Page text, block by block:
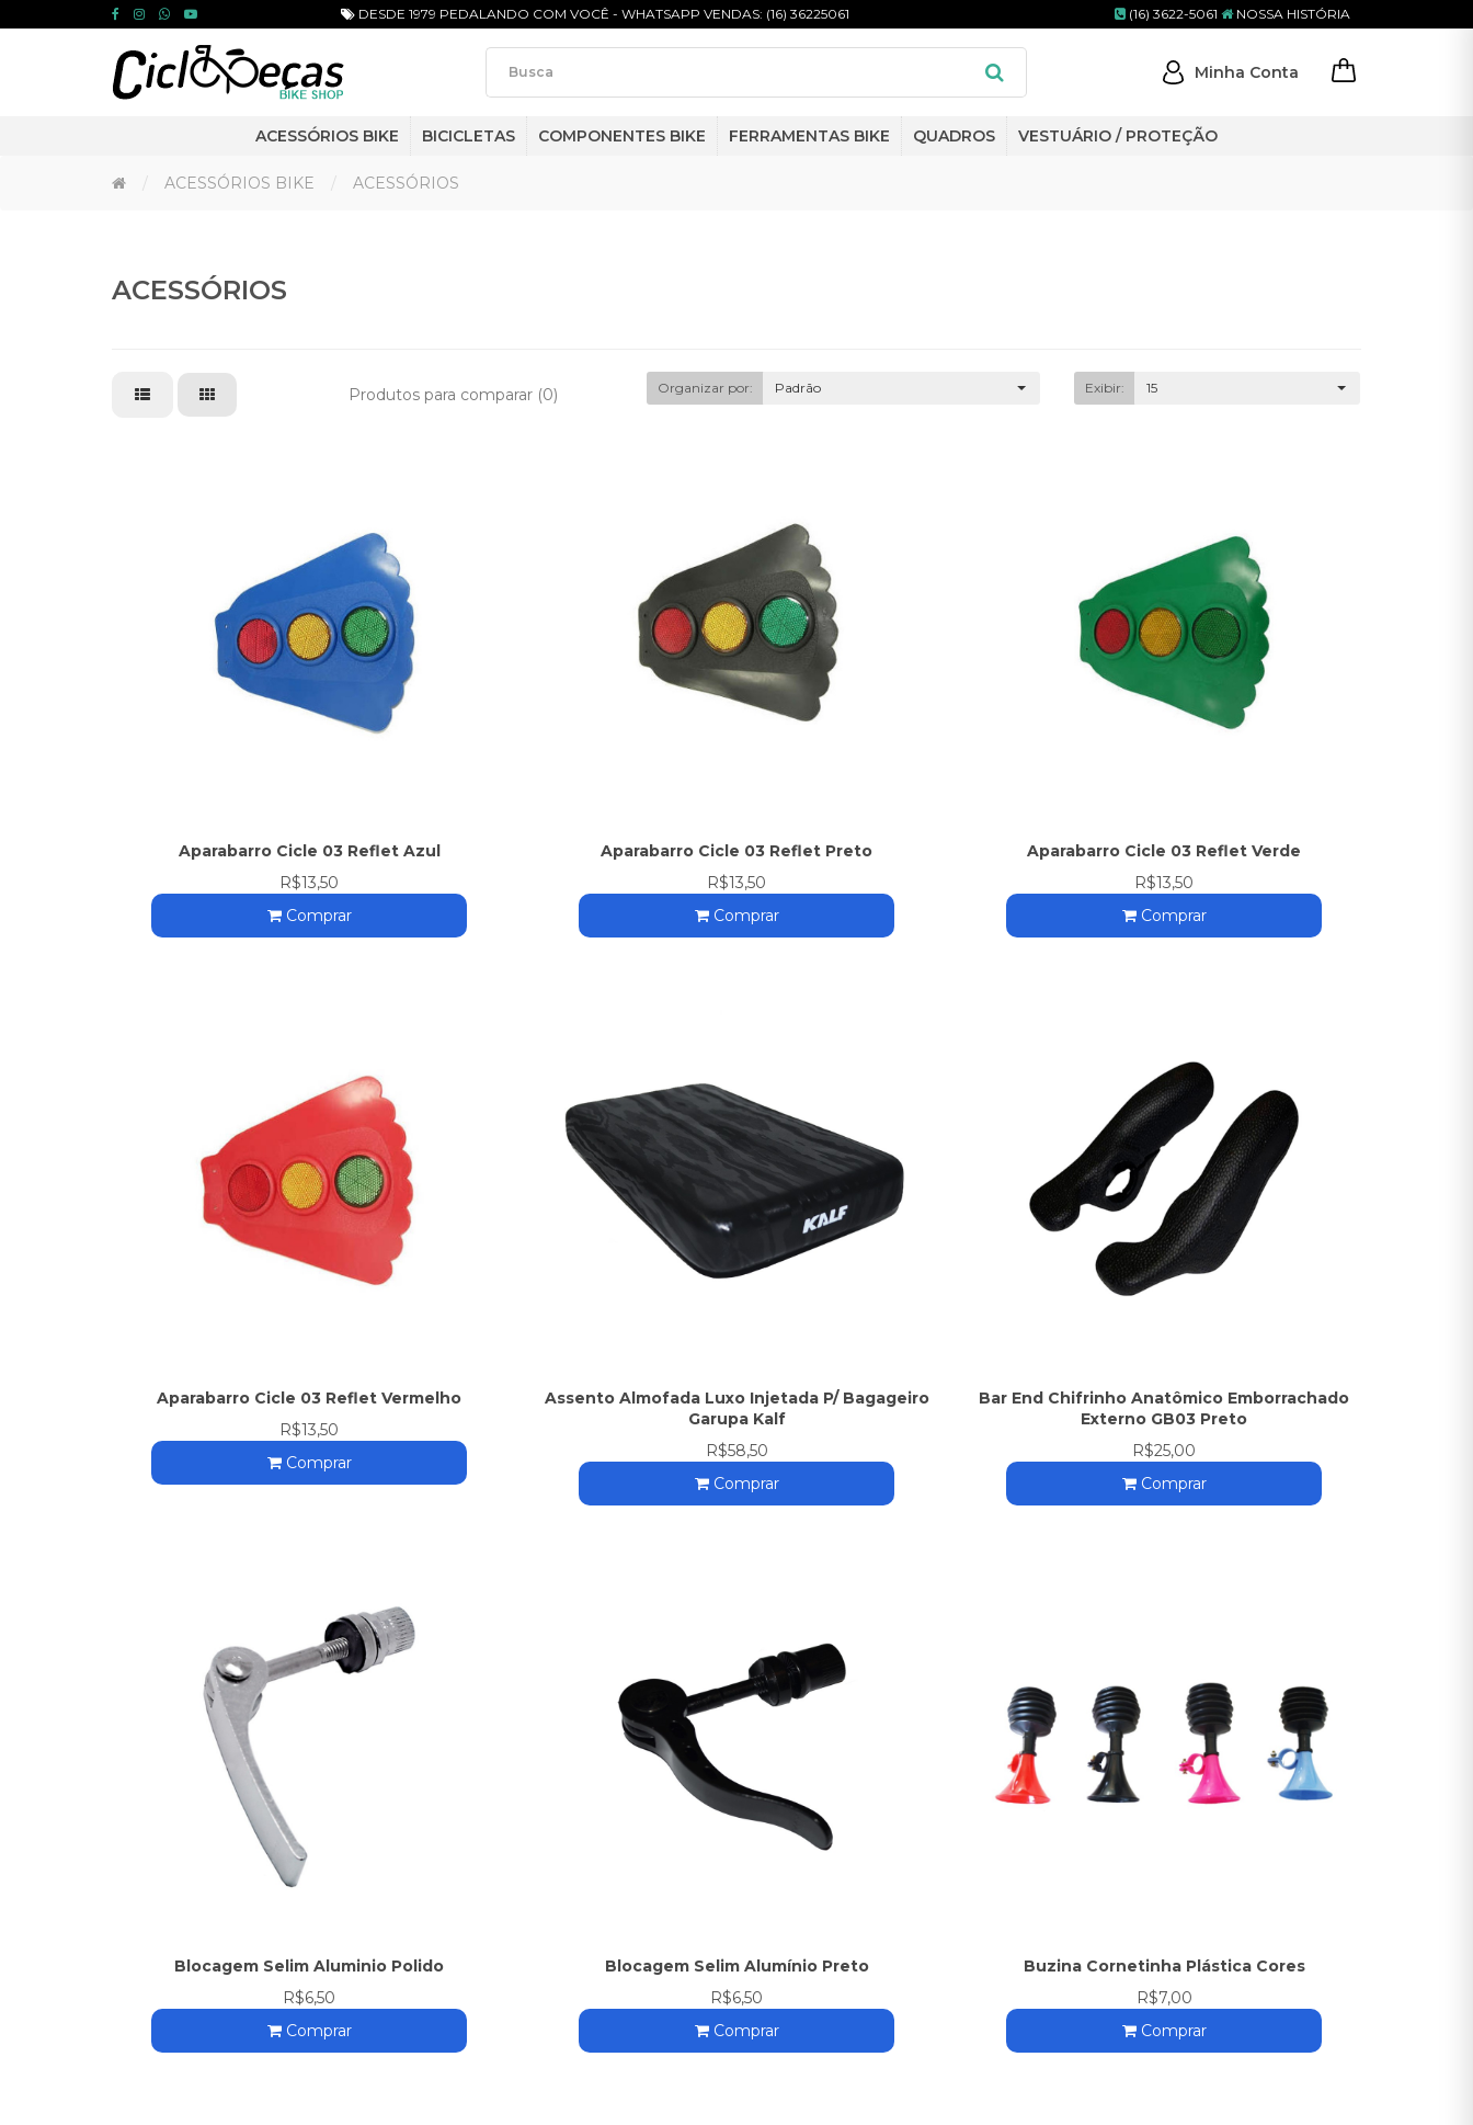
DESDE 1979 PEDALANDO COM VOCÊ - WHATSAPP VENDAS: (16) 36225061 (16) 3622-5061 NOSSA HISTÓRIA
Minha Conta
ACESSÓRIOS BIKE BICICLETAS COMPONENTES BIKE FERRAMENTAS BIKE QUADROS VESTUÁRIO / PROTEÇÃO
ACESSÓRIOS BIKE ACESSÓRIOS
ACESSÓRIOS
Produtos para comparar (0) Organizar por: Padrão Exibir: 15
Aparabarro Cicle 03 Reflet Azul
R$13,50
Comprar
Aparabarro Cicle 03 Reflet Preto
R$13,50
Comprar
Aparabarro Cicle 03 Reflet Verde
R$13,50
Comprar
Aparabarro Cicle 03 Reflet Vermelho
R$13,50
Comprar
Assento Almofada Luxo Injetada P/ Bagageiro
Garupa Kalf
R$58,50
Comprar
Bar End Chifrinho Anatômico Emborrachado
Externo GB03 Preto
R$25,00
Comprar
Blocagem Selim Aluminio Polido
R$6,50
Comprar
Blocagem Selim Alumínio Preto
R$6,50
Comprar
Buzina Cornetinha Plástica Cores
R$7,00
Comprar